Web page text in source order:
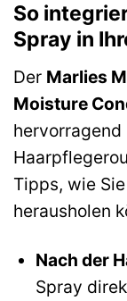
So
Spray in
Der Marlies
Moisture
hervorragend
Tipps, wie
herausholen
Nach der
Spray